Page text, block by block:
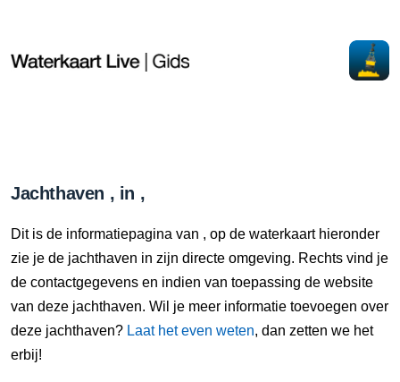
Jachthaven , in ,
Dit is de informatiepagina van , op de waterkaart hieronder
zie je de jachthaven in zijn directe omgeving. Rechts vind je
de contactgegevens en indien van toepassing de website
van deze jachthaven. Wil je meer informatie toevoegen over
deze jachthaven? Laat het even weten, dan zetten we het
erbij!